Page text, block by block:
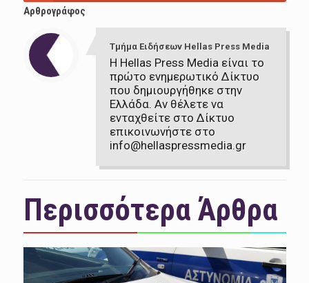
Αρθρογράφος
Τμήμα Ειδήσεων Hellas Press Media
Η Hellas Press Media είναι το
πρώτο ενημερωτικό Δίκτυο
που δημιουργήθηκε στην
Ελλάδα. Αν θέλετε να
ενταχθείτε στο Δίκτυο
επικοινωνήστε στο
info@hellaspressmedia.gr
Περισσότερα Άρθρα